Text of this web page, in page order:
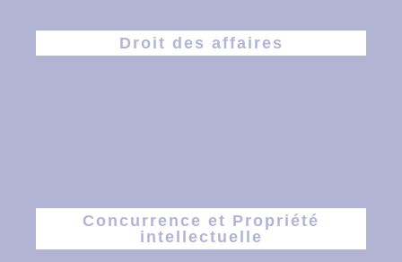
Droit des affaires
Concurrence et Propriété
intellectuelle